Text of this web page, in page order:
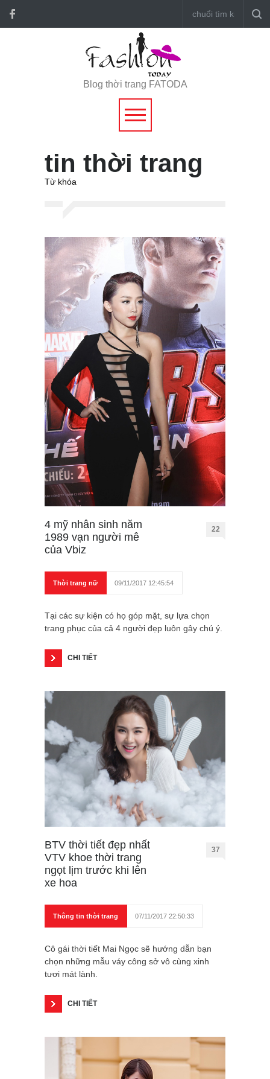
Blog thời trang FATODA
tin thời trang
Từ khóa
4 mỹ nhân sinh năm
1989 vạn người mê
của Vbiz
22
Thời trang nữ 09/11/2017 12:45:54
Tại các sự kiện có họ góp mặt, sự lựa chọn
trang phục của cả 4 người đẹp luôn gây chú ý.
CHI TIẾT
BTV thời tiết đẹp nhất
VTV khoe thời trang
ngọt lịm trước khi lên
xe hoa
37
Thông tin thời trang 07/11/2017 22:50:33
Cô gái thời tiết Mai Ngọc sẽ hướng dẫn bạn
chọn những mẫu váy công sở vô cùng xinh
tươi mát lành.
CHI TIẾT